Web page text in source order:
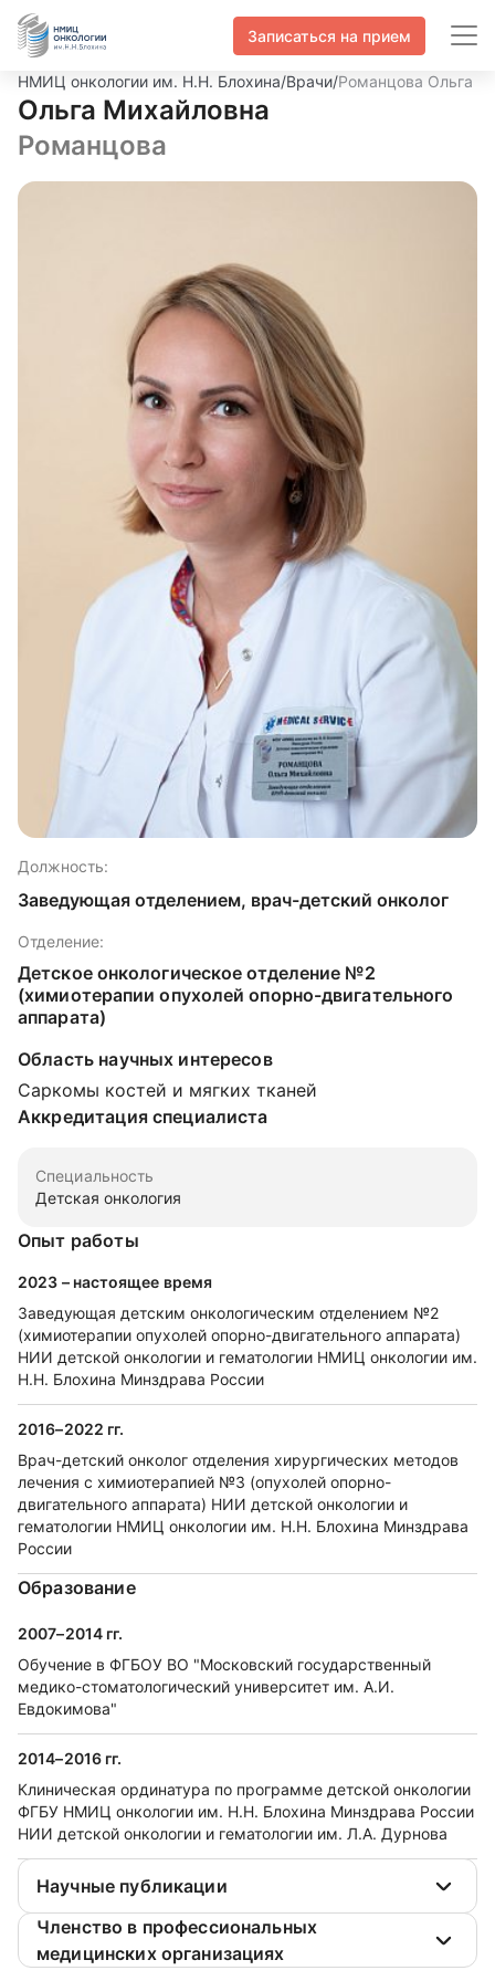
Записаться на прием
НМИЦ онкологии им. Н.Н. Блохина/Врачи/Романцова Ольга
Ольга Михайловна
Романцова
Должность:
Заведующая отделением, врач-детский онколог
Отделение:
Детское онкологическое отделение №2
(химиотерапии опухолей опорно-двигательного
аппарата)
Область научных интересов
Саркомы костей и мягких тканей
Аккредитация специалиста
Специальность
Детская онкология
Опыт работы
2023 – настоящее время
Заведующая детским онкологическим отделением №2
(химиотерапии опухолей опорно-двигательного аппарата)
НИИ детской онкологии и гематологии НМИЦ онкологии им.
Н.Н. Блохина Минздрава России
2016–2022 гг.
Врач-детский онколог отделения хирургических методов
лечения с химиотерапией №3 (опухолей опорно-
двигательного аппарата) НИИ детской онкологии и
гематологии НМИЦ онкологии им. Н.Н. Блохина Минздрава
России
Образование
2007–2014 гг.
Обучение в ФГБОУ ВО "Московский государственный
медико-стоматологический университет им. А.И.
Евдокимова"
2014–2016 гг.
Клиническая ординатура по программе детской онкологии
ФГБУ НМИЦ онкологии им. Н.Н. Блохина Минздрава России
НИИ детской онкологии и гематологии им. Л.А. Дурнова
Научные публикации
Членство в профессиональных
медицинских организациях